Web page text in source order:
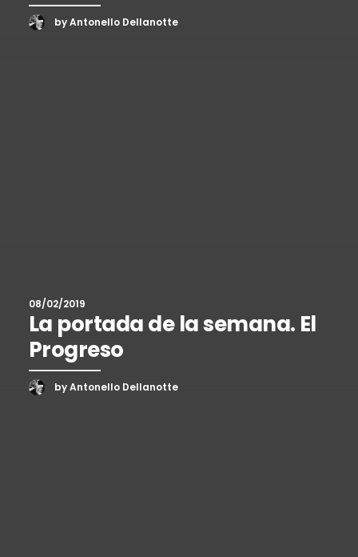
by Antonello Dellanotte
08/02/2019
La portada de la semana. El
Progreso
by Antonello Dellanotte